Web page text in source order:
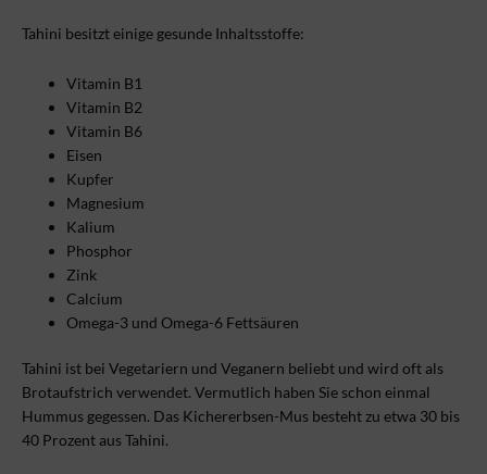
Tahini besitzt einige gesunde Inhaltsstoffe:
Vitamin B1
Vitamin B2
Vitamin B6
Eisen
Kupfer
Magnesium
Kalium
Phosphor
Zink
Calcium
Omega-3 und Omega-6 Fettsäuren
Tahini ist bei Vegetariern und Veganern beliebt und wird oft als
Brotaufstrich verwendet. Vermutlich haben Sie schon einmal
Hummus gegessen. Das Kichererbsen-Mus besteht zu etwa 30 bis
40 Prozent aus Tahini.